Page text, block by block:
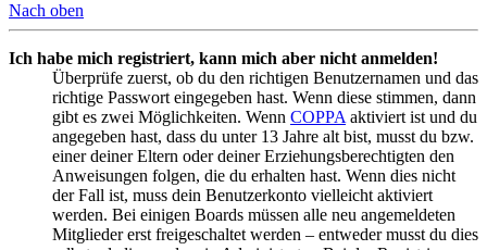
Nach oben
Ich habe mich registriert, kann mich aber nicht anmelden!
Überprüfe zuerst, ob du den richtigen Benutzernamen und das
richtige Passwort eingegeben hast. Wenn diese stimmen, dann
gibt es zwei Möglichkeiten. Wenn COPPA aktiviert ist und du
angegeben hast, dass du unter 13 Jahre alt bist, musst du bzw.
einer deiner Eltern oder deiner Erziehungsberechtigten den
Anweisungen folgen, die du erhalten hast. Wenn dies nicht
der Fall ist, muss dein Benutzerkonto vielleicht aktiviert
werden. Bei einigen Boards müssen alle neu angemeldeten
Mitglieder erst freigeschaltet werden – entweder musst du dies